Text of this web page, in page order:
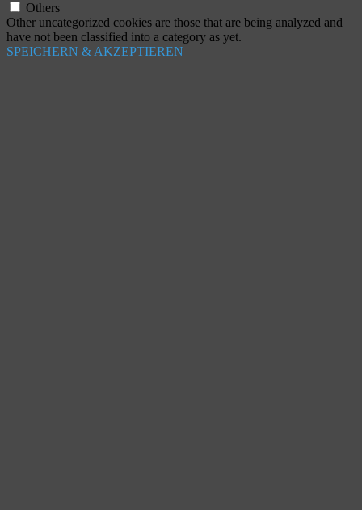
Others
Other uncategorized cookies are those that are being analyzed and
have not been classified into a category as yet.
SPEICHERN & AKZEPTIEREN